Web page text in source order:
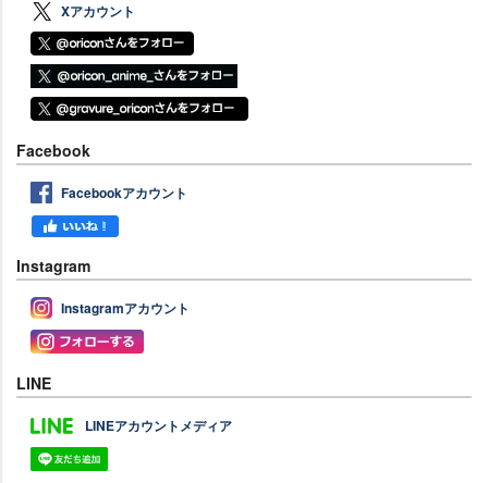
Xアカウント
Facebook
Facebookアカウント
Instagram
Instagramアカウント
LINE
LINEアカウントメディア